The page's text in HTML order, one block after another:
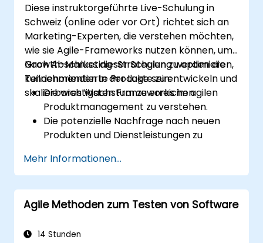
Diese instruktorgeführte Live-Schulung in
Schweiz (online oder vor Ort) richtet sich an
Marketing-Experten, die verstehen möchten,
wie sie Agile-Frameworks nutzen können, um
Growth-Marketing-Strategien zu optimieren,
kundenorientierte Produkte zu entwickeln und
skalierbares Wachstum zu erreichen.
Nach Abschluss dieser Schulung werden die
Teilnehmenden in der Lage sein:
Die wichtigsten Frameworks im agilen
Produktmanagement zu verstehen.
Die potenzielle Nachfrage nach neuen
Produkten und Dienstleistungen zu
zu erfahren, wie neue Produkte zu
bewerten sind und Techniken zur
Wertoptimierung anzuwenden.
Mehr Informationen...
Agile Methoden zum Testen von Software
14 Stunden